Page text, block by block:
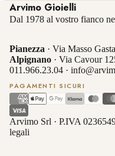
Arvimo Gioielli
Dal 1978 al vostro fianco
Pianezza · Via Masso
Alpignano · Via Cavour
011.966.23.04 ·
PAGAMENTI SICURI
Arvimo Srl · P.IVA
legali